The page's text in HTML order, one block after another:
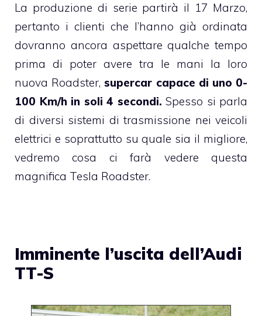
La produzione di serie partirà il 17 Marzo,
pertanto i clienti che l’hanno già ordinata
dovranno ancora aspettare qualche tempo
prima di poter avere tra le mani la loro
nuova Roadster,supercar capace di uno 0-
100 Km/h in soli 4 secondi. Spesso si parla
di diversi sistemi di trasmissione nei veicoli
elettrici e soprattutto su quale sia il migliore,
vedremo cosa ci farà vedere questa
magnifica Tesla Roadster.
Imminente l’uscita dell’Audi
TT-S